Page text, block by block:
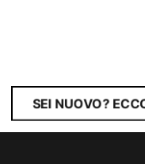
SEI NUOVO?